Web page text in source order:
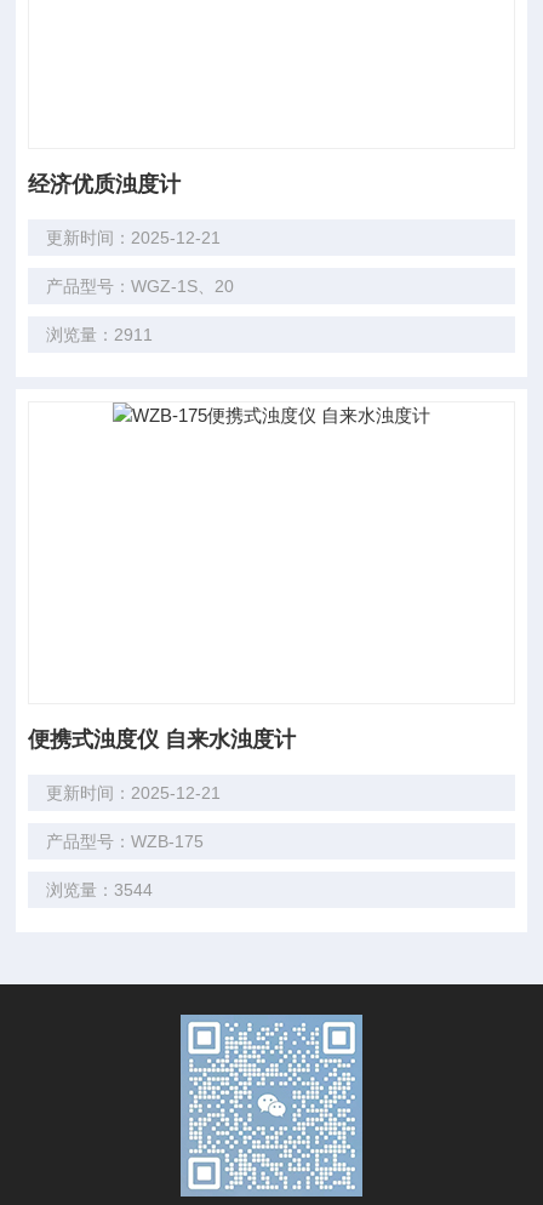
经济优质浊度计
更新时间：2025-12-21
产品型号：WGZ-1S、20
浏览量：2911
便携式浊度仪 自来水浊度计
更新时间：2025-12-21
产品型号：WZB-175
浏览量：3544